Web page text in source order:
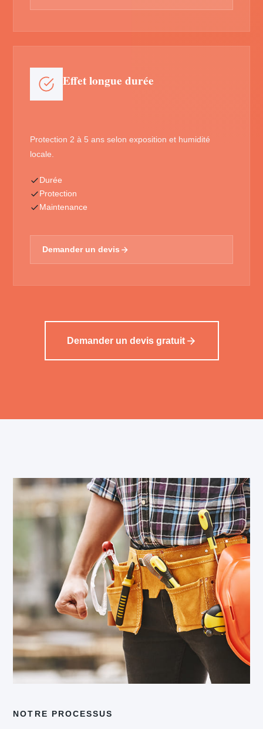
Effet longue durée
Protection 2 à 5 ans selon exposition et humidité
locale.
Durée
Protection
Maintenance
Demander un devis
Demander un devis gratuit
NOTRE PROCESSUS